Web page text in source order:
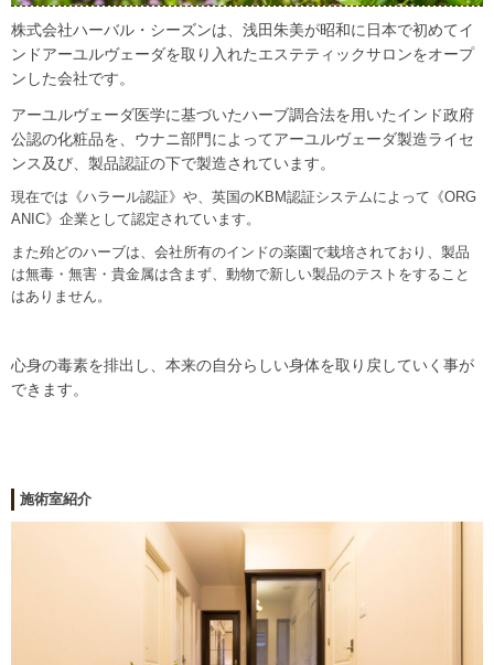
株式会社ハーバル・シーズンは、浅田朱美が昭和に日本で初めてイ
ンドアーユルヴェーダを取り入れたエステティックサロンをオープ
ンした会社です。
アーユルヴェーダ医学に基づいたハーブ調合法を用いたインド政府
公認の化粧品を、ウナニ部門によってアーユルヴェーダ製造ライセ
ンス及び、製品認証の下で製造されています。
現在では《ハラール認証》や、英国のKBM認証システムによって《ORG
ANIC》企業として認定されています。
また殆どのハーブは、会社所有のインドの薬園で栽培されており、製品
は無毒・無害・貴金属は含まず、動物で新しい製品のテストをすること
はありません。
心身の毒素を排出し、本来の自分らしい身体を取り戻していく事が
できます。
施術室紹介